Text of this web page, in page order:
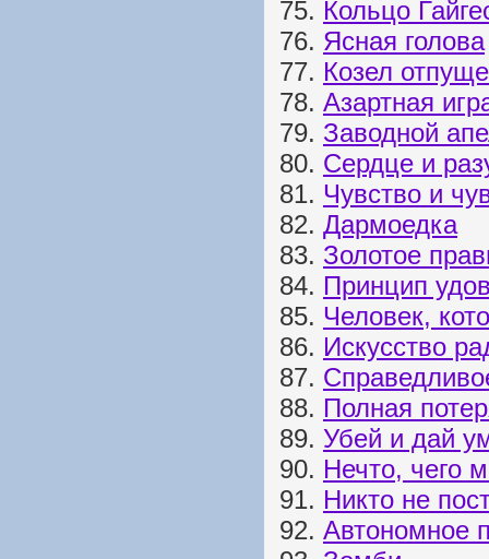
75. Кольцо
76. Ясная голова
77. Козел
78. Азартная
79. Заводной
80. Сердце и
81. Чувство и
82. Дармоедка
83. Золотое
84. Принцип
85. Человек,
86. Искусство
87.
88. Полная
89. Убей и дай
90. Нечто, чего
91. Никто не
92. Автономное